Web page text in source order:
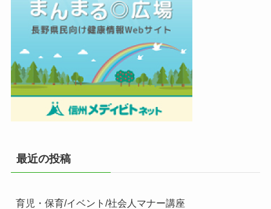
最近の投稿
育児・保育/イベント/社会人マナー講座